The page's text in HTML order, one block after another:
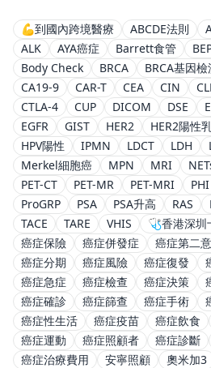
💪到國內跨境醫療 ABCDE法則
ALK
AYA癌症 Barrett食管
Body Check
BRCA BRCA基因檢
CA19-9
CAR-T CEA CIN
CTLA-4
CUP DICOM DSE
EGFR
GIST HER2 HER2陽性
HPV陽性
IPMN LDCT LDH
Merkel細胞癌
MPN MRI
PET-CT
PET-MR PET-MRI
ProGRP
PSA PSA升高 RAS
TACE
TARE VHIS 🩺香港深圳
癌症保險
癌症併發症 癌症第二
癌症分期
癌症風險 癌症復發
癌症急症
癌症檢查 癌症決策
癌症確診
癌症篩查 癌症手術
癌症性生活
癌症疫苗 癌症飲食
癌症運動
癌症照顧者 癌症診斷
癌症治療費用
安寧照顧 奧米加3